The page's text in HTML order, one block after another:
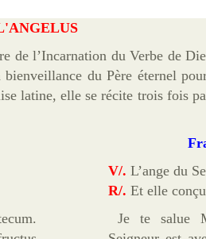
de l’Incarnation du Verbe de
du Père éternel
latine, elle se récite trois fois
V/. L’ange du
R/. Et elle
Je te salue